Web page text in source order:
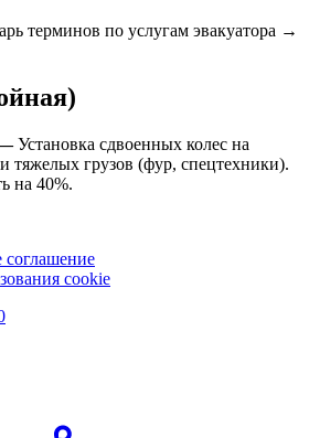
терминов по услугам эвакуатора →
Установка сдвоенных колес на
тяжелых грузов (фур, спецтехники).
на 40%.
соглашение
cookie